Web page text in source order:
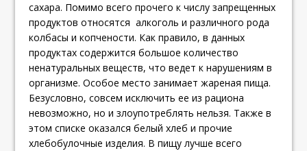
сахара. Помимо всего прочего к числу запрещенных
продуктов относятся алкоголь и различного рода
колбасы и копчености. Как правило, в данных
продуктах содержится большое количество
ненатуральных веществ, что ведет к нарушениям в
организме. Особое место занимает жареная пища.
Безусловно, совсем исключить ее из рациона
невозможно, но и злоупотреблять нельзя. Также в
этом списке оказался белый хлеб и прочие
хлебобулочные изделия. В пищу лучше всего